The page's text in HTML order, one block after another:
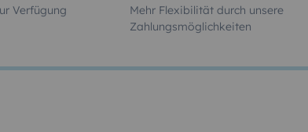
Verfügung
Mehr Flexibilität durch unsere
Zahlungsmöglichkeiten